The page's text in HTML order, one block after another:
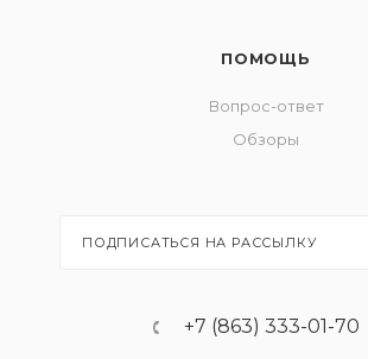
ПОМОЩЬ
Вопрос-ответ
Обзоры
ПОДПИСАТЬСЯ НА РАССЫЛКУ
+7 (863) 333-01-70